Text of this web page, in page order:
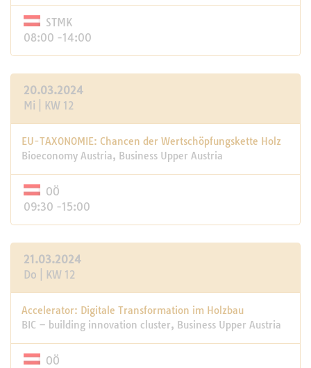
STMK
08:00 -14:00
20.03.2024
Mi | KW 12
EU-TAXONOMIE: Chancen der Wertschöpfungskette Holz
Bioeconomy Austria, Business Upper Austria
OÖ
09:30 -15:00
21.03.2024
Do | KW 12
Accelerator: Digitale Transformation im Holzbau
BIC – building innovation cluster, Business Upper Austria
OÖ